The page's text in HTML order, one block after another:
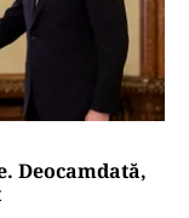
Deocamdată,